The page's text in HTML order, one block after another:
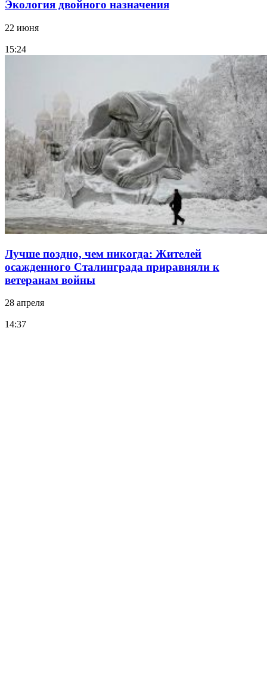
Экология двойного назначения
22 июня
15:24
Лучше поздно, чем никогда: Жителей
осажденного Сталинграда приравняли к
ветеранам войны
28 апреля
14:37